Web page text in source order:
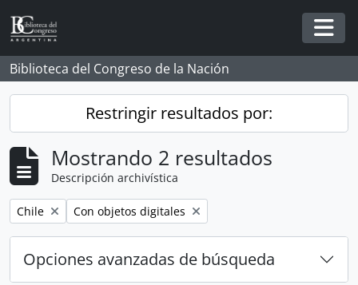
Skip to main content
Biblioteca del Congreso de la Nación
Restringir resultados por:
Mostrando 2 resultados
Descripción archivística
Remove filter:
Chile Remove filter:
Con objetos digitales
Opciones avanzadas de búsqueda